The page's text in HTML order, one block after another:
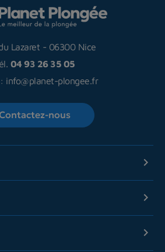
Lazaret - 06300 Nice
04 93 26 35 05
info@planet-plongee.fr
nous


